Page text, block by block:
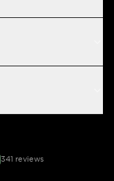
341 reviews